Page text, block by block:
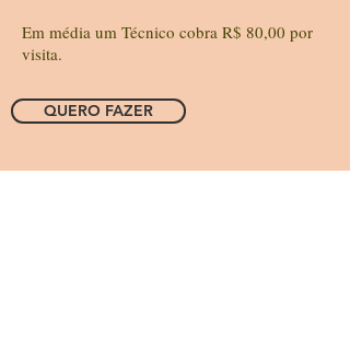
Em média um Técnico cobra R$ 80,00 por
visita.
QUERO FAZER